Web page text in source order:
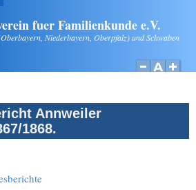
fuer Familienkunde e.V.
Niederbayern, Oberpfalz) und Schwaben
Annweiler
1868.